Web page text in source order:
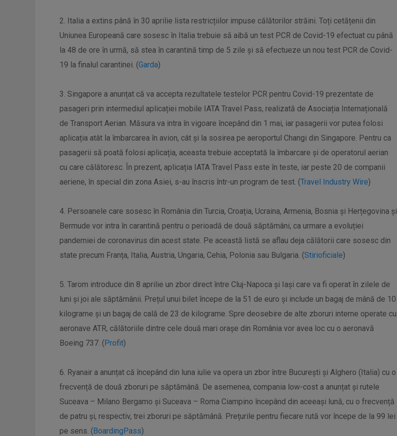
2. Italia a extins până în 30 aprilie lista restricțiilor impuse călătorilor străini. Toți cetățenii din
Uniunea Europeană care sosesc în Italia trebuie să aibă un test PCR de Covid-19 efectuat cu până
la 48 de ore în urmă, să stea în carantină timp de 5 zile și să efectueze un nou test PCR de Covid-
19 la finalul carantinei. (Garda)
3. Singapore a anunțat că va accepta rezultatele testelor PCR pentru Covid-19 prezentate de
pasageri prin intermediul aplicației mobile IATA Travel Pass, realizată de Asociația Internațională
de Transport Aerian. Măsura va intra în vigoare începând din 1 mai, iar pasagerii vor putea folosi
aplicația atât la îmbarcarea în avion, cât și la sosirea pe aeroportul Changi din Singapore. Pentru ca
pasagerii să poată folosi aplicația, aceasta trebuie acceptată la îmbarcare și de operatorul aerian
cu care călătoresc. În prezent, aplicația IATA Travel Pass este în teste, iar peste 20 de companii
aeriene, în special din zona Asiei, s-au înscris într-un program de test. (Travel Industry Wire)
4. Persoanele care sosesc în România din Turcia, Croația, Ucraina, Armenia, Bosnia și Herțegovina și
Bermude vor intra în carantină pentru o perioadă de două săptămâni, ca urmare a evoluției
pandemiei de coronavirus din acest state. Pe această listă se aflau deja călătorii care sosesc din
state precum Franța, Italia, Austria, Ungaria, Cehia, Polonia sau Bulgaria. (Stirioficiale)
5. Tarom introduce din 8 aprilie un zbor direct între Cluj-Napoca și Iași care va fi operat în zilele de
luni și joi ale săptămânii. Prețul unui bilet începe de la 51 de euro și include un bagaj de mână de 10
kilograme și un bagaj de cală de 23 de kilograme. Spre deosebire de alte zboruri interne operate cu
aeronave ATR, călătoriile dintre cele două mari orașe din România vor avea loc cu o aeronavă
Boeing 737. (Profit)
6. Ryanair a anunțat că începând din luna iulie va opera un zbor între București și Alghero (Italia) cu o
frecvență de două zboruri pe săptămână. De asemenea, compania low-cost a anunțat și rutele
Suceava – Milano Bergamo și Suceava – Roma Ciampino începând din aceeași lună, cu o frecvență
de patru și, respectiv, trei zboruri pe săptămână. Prețurile pentru fiecare rută vor începe de la 99 lei
pe sens. (BoardingPass)